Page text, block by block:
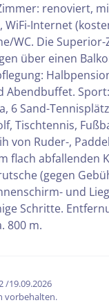
renoviert,
WiFi-Internet
WC. Die
über einen
Abendbuffet.
6 Sand-
Tischtennis,
von Ruder-,
flach abfallenden
(gegen
und
Schritte.
800 m.
/19.09.2026
vorbehalten.